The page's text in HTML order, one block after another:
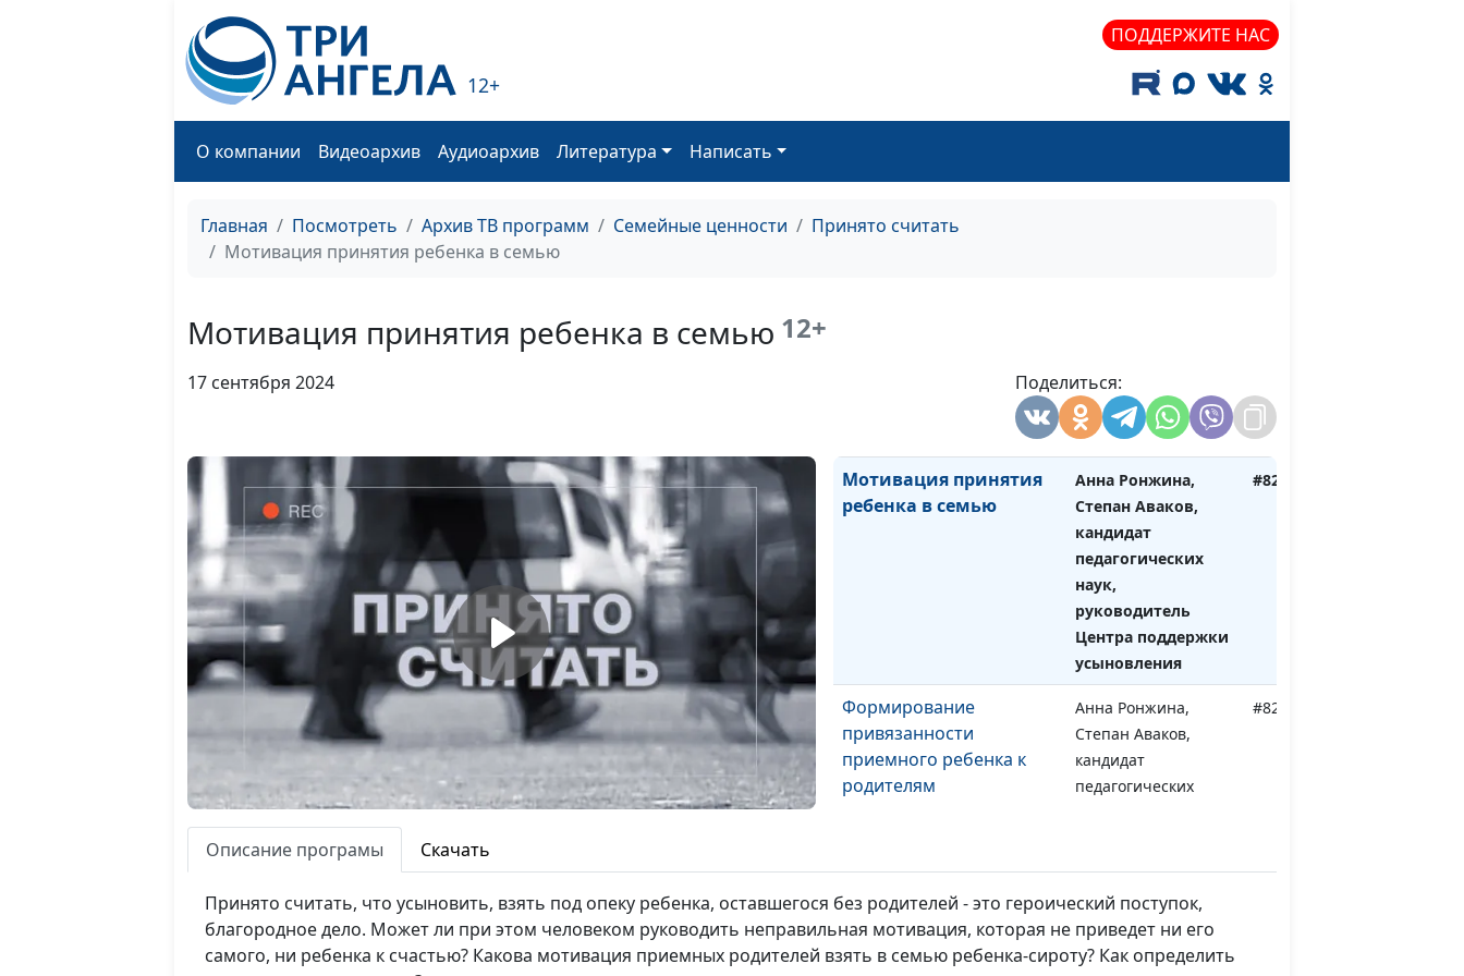
12+
ПОДДЕРЖИТЕ НАС
О компании Видеоархив Аудиоархив Литература Написать
Главная Посмотреть Архив ТВ программ Семейные ценности
Принято считать
Мотивация принятия ребенка в семью
Мотивация принятия ребенка в семью 12+
17 сентября 2024 Поделиться:
усыновления
Анна Ронжина,
Степан Аваков,
наук, руководитель
#826
наук, руководитель
Центра поддержки
усыновления
Мотивация принятия
ребенка в семью
Анна Ронжина,
Степан Аваков,
кандидат
педагогических
наук,
руководитель
Центра поддержки
усыновления
#824
Формирование
привязанности
приемного ребенка к
родителям
Анна Ронжина,
Степан Аваков,
кандидат
педагогических
#823
Последствия
депривации детей-сирот
Анна Ронжина,
Степан Аваков,
кандидат
Описание програмы Скачать
Принято считать, что усыновить, взять под опеку ребенка, оставшегося без родителей - это героический поступок,
благородное дело. Может ли при этом человеком руководить неправильная мотивация, которая не приведет ни его
самого, ни ребенка к счастью? Какова мотивация приемных родителей взять в семью ребенка-сироту? Как определить